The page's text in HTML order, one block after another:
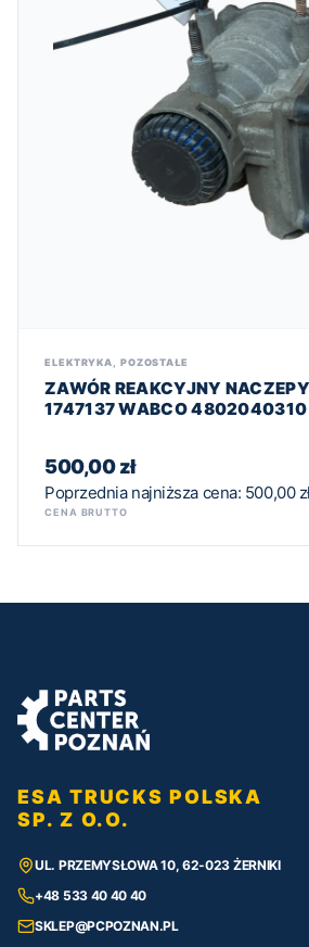
ELEKTRYKA POZOSTAŁE
ZAWÓR REAKCYJNY
1747137 WABCO 4802040310
500,00zł
Poprzednia najniższa cena: 500,00
CENA BRUTTO
ESA TRUCKS POLSKA
SP. Z O.O.
UL. PRZEMYSŁOWA 10, 62-023 ŻERNIKI
+48 533 40 40 40
SKLEP@PCPOZNAN.PL